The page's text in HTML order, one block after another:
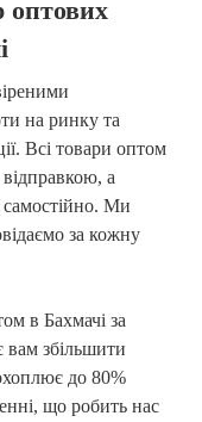
оптових
на ринку та
Всі товари оптом
а
самостійно. Ми
за кожну
в Бахмачі за
збільшити
до 80%
що робить нас